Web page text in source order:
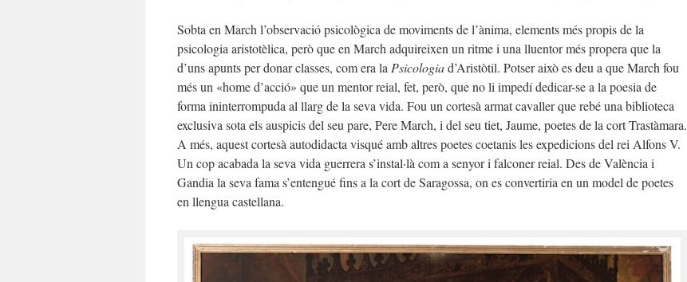
Sobta en March l’observació psicològica de moviments de l’ànima, elements més propis de la
psicologia aristotèlica, però que en March adquireixen un ritme i una lluentor més propera que la
d’uns apunts per donar classes, com era la Psicologiad’Aristòtil. Potser això es deu a que March fou
més un «home d’acció» que un mentor reial, fet, però, que no li impedí dedicar-se a la poesia de
forma ininterrompuda al llarg de la seva vida. Fou un cortesà armat cavaller que rebé una biblioteca
exclusiva sota els auspicis del seu pare, Pere March, i del seu tiet, Jaume, poetes de la cort Trastàmara.
A més, aquest cortesà autodidacta visqué amb altres poetes coetanis les expedicions del rei Alfons V.
Un cop acabada la seva vida guerrera s’instal·là com a senyor i falconer reial. Des de València i
Gandia la seva fama s’entengué fins a la cort de Saragossa, on es convertiria en un model de poetes
en llengua castellana.